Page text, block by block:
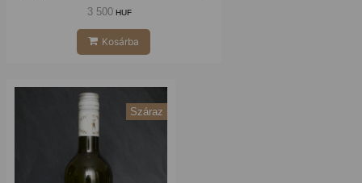
3 500 HUF
Kosárba
Száraz